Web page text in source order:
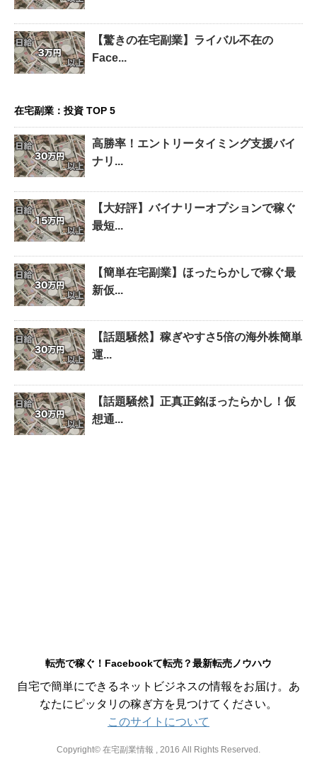
【驚きの在宅副業】ライバル不在の
Face...
在宅副業：投資 TOP 5
高勝率！エントリータイミング支援バイ
ナリ...
【大好評】バイナリーオプションで稼ぐ
最短...
【簡単在宅副業】ほったらかしで稼ぐ最
新仮...
【話題騒然】稼ぎやすさ5倍の海外株簡単
運...
【話題騒然】正真正銘ほったらかし！仮
想通...
転売で稼ぐ！Facebookて転売？最新転売ノウハウ
自宅で簡単にできるネットビジネスの情報をお届け。あ
なたにピッタリの稼ぎ方を見つけてください。
このサイトについて
Copyright© 在宅副業情報 , 2016 All Rights Reserved.